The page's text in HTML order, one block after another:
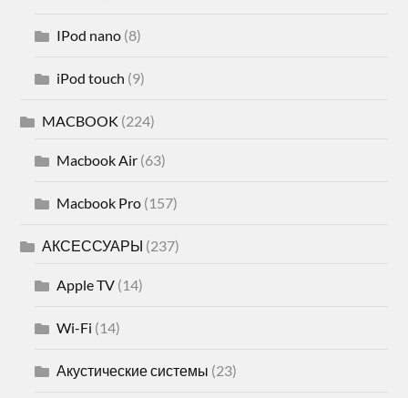
IPod nano (8)
iPod touch (9)
MACBOOK (224)
Macbook Air (63)
Macbook Pro (157)
АКСЕССУАРЫ (237)
Apple TV (14)
Wi-Fi (14)
Акустические системы (23)